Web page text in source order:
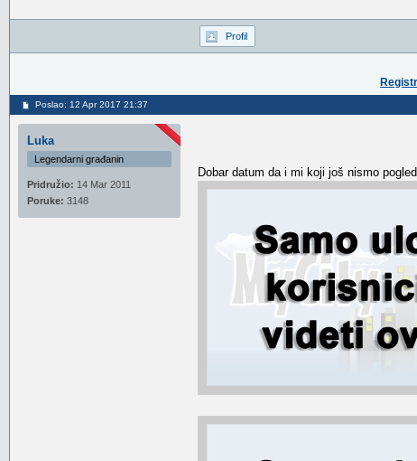
Profil
Poslao: 12 Apr 2017 21:37
Luka
Legendarni građanin
Pridružio: 14 Mar 2011
Poruke: 3148
Dobar datum da i mi koji još nismo